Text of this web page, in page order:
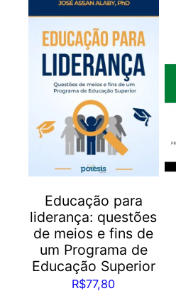
Educação para
liderança: questões
de meios e fins de
um Programa de
Educação Superior
R$77,80